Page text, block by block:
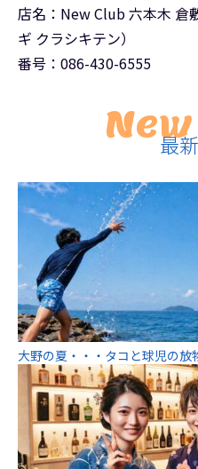
店名：New Club 六本木 倉
ギ クラシキテン）
番号：086-430-6555
最
大野の夏・・・タコと球児の放